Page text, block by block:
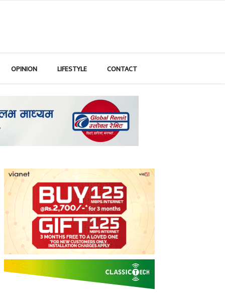
OPINION LIFESTYLE CONTACT